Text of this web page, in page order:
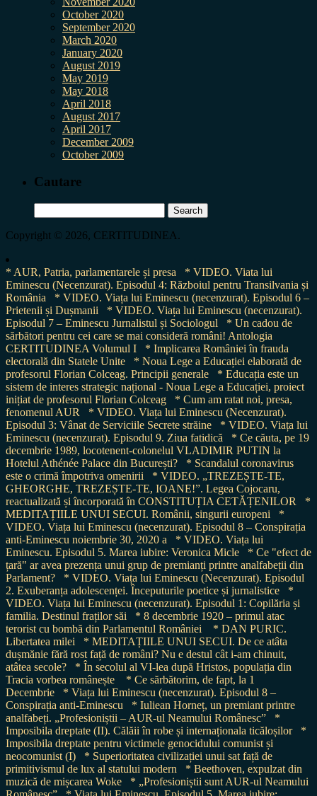
October 2020
September 2020
March 2020
January 2020
August 2019
May 2019
May 2018
April 2018
August 2017
April 2017
December 2009
October 2009
Cautare
for:
Copyright © 2026, CERTITUDINEA.
* AUR, Patria, parlamentarele și presa
* VIDEO. Viata lui
Eminescu (Necenzurat). Episodul 4: Războiul pentru Transilvania și
România
* VIDEO. Viața lui Eminescu (necenzurat). Episodul 6 –
Prietenii și Dușmanii
* VIDEO. Viața lui Eminescu (necenzurat).
Episodul 7 – Eminescu Jurnalistul și Sociologul
* Un cadou de
sărbători pentru cei care se mai consideră români! Antologia
CERTITUDINEA Volumul I
* Implicarea României în frauda
electorală din Statele Unite
* Noua Lege a Educației elaborată de
profesorul Florian Colceag. Principii generale
* Educația este un
sistem de interes strategic național - Noua Lege a Educației, proiect
inițiat de profesorul Florian Colceag
* Cum am ratat noi, presa,
fenomenul AUR
* VIDEO. Viața lui Eminescu (Necenzurat).
Episodul 3: Vânat de Serviciile Secrete străine
* VIDEO. Viața lui
Eminescu (necenzurat). Episodul 9. Ziua fatidică
* Ce căuta, pe 19
decembrie 1989, locotenent-colonelul VLADIMIR PUTIN la
Hotelul Athénée Palace din București?
* Scandalul coronavirus
este o crimă împotriva omenirii
* VIDEO. „TREZEȘTE-TE,
GHEORGHE, TREZEȘTE-TE, IOANE!”. Legea Cojocaru,
reactualizată și încorporată în CONSTITUȚIA CETĂȚENILOR
*
MEDITAȚIILE UNUI SECUI. Românii, singurii europeni
*
VIDEO. Viața lui Eminescu (necenzurat). Episodul 8 – Conspirația
anti-Eminescu noiembrie 30, 2020 a
* VIDEO. Viața lui
Eminescu. Episodul 5. Marea iubire: Veronica Micle
* Ce "efect de
țară" ar avea prezența unui grup de premianți printre analfabeții din
Parlament?
* VIDEO. Viața lui Eminescu (Necenzurat). Episodul
2. Exuberanța adolescenței. Începuturile poetice și jurnalistice
*
VIDEO. Viața lui Eminescu (necenzurat). Episodul 1: Copilăria și
familia. Destinul fraților săi
* 8 decembrie 1920 – primul atac
terorist cu bombă din Parlamentul României
* DAN PURIC.
Libertatea milei
* MEDITAȚIILE UNUI SECUI. De ce atâta
dușmănie fără rost față de români? Nu e destul cât i-am chinuit,
atâtea secole?
* În secolul al VI-lea după Hristos, populația din
Tracia vorbea românește
* Ce sărbătorim, de fapt, la 1
Decembrie
* Viața lui Eminescu (necenzurat). Episodul 8 –
Conspirația anti-Eminescu
* Iuliean Horneț, un premiant printre
analfabeți. „Profesioniștii – AUR-ul Neamului Românesc”
*
Imposibila dreptate (II). Călăii în robe și internaționala ticăloșilor
*
Imposibila dreptate pentru victimele genocidului comunist și
neocomunist (I)
* Superioritatea civilizației unui sat față de
primitivismul de lux al statului modern
* Beethoven, expulzat din
muzică de mișcarea Woke
* „Profesioniștii sunt AUR-ul Neamului